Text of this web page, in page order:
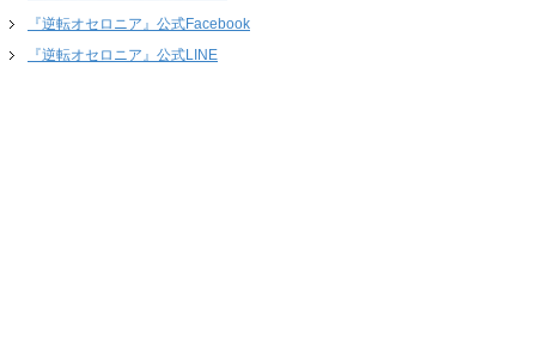
『逆転オセロニア』公式Facebook
『逆転オセロニア』公式LINE